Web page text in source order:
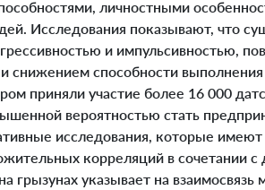
личностными
Исследования показывают, что
и импульсивностью,
снижением способности
приняли участие более 16 000
вероятностью стать
исследования, которые имеют
корреляций в сочетании
грызунах указывает на взаимосвязь